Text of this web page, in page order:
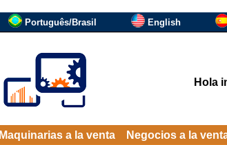
Português/Brasil English
Hola
a la venta Negocios a la